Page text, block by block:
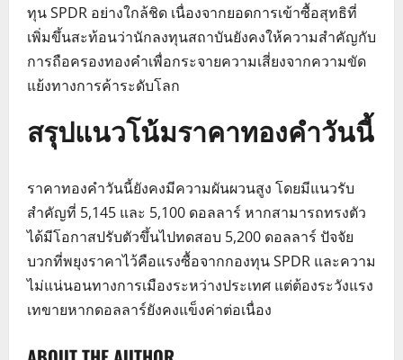
ทุน SPDR อย่างใกล้ชิด เนื่องจากยอดการเข้าซื้อสุทธิที่
เพิ่มขึ้นสะท้อนว่านักลงทุนสถาบันยังคงให้ความสำคัญกับ
การถือครองทองคำเพื่อกระจายความเสี่ยงจากความขัด
แย้งทางการค้าระดับโลก
สรุปแนวโน้มราคาทองคำวันนี้
ราคาทองคำวันนี้ยังคงมีความผันผวนสูง โดยมีแนวรับ
สำคัญที่ 5,145 และ 5,100 ดอลลาร์ หากสามารถทรงตัว
ได้มีโอกาสปรับตัวขึ้นไปทดสอบ 5,200 ดอลลาร์ ปัจจัย
บวกที่พยุงราคาไว้คือแรงซื้อจากกองทุน SPDR และความ
ไม่แน่นอนทางการเมืองระหว่างประเทศ แต่ต้องระวังแรง
เทขายหากดอลลาร์ยังคงแข็งค่าต่อเนื่อง